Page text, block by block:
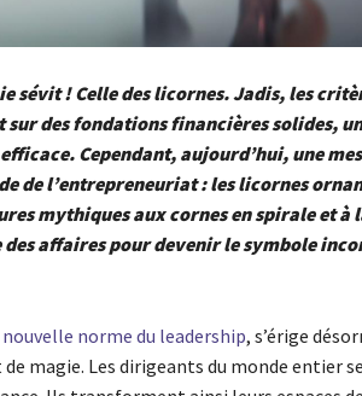
sévit ! Celle des licornes. Jadis, les
des fondations financières solides,
Cependant, aujourd’hui, une
de l’entrepreneuriat : les licornes
mythiques aux cornes en spirale et
des affaires pour devenir le symbole
nouvelle norme du leadership, s’érige
magie. Les dirigeants du monde entier